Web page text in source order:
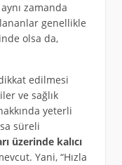
zamanda
genellikle
olsa da,
edilmesi
ve sağlık
yeterli
süreli
üzerinde kalıcı
Yani, “Hızla